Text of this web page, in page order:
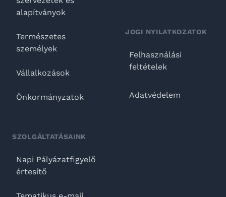
alapítványok
Természetes
személyek
Vállalkozások
Önkormányzatok
SZOLGÁLTATÁSAINK
Napi Pályázatfigyelő
értesítő
JOGI NYILATKOZATOK
Felhasználási
feltételek
Adatvédelem